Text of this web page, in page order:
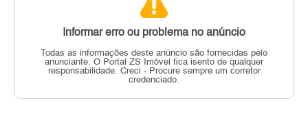
Informar erro ou problema no anúncio
Todas as informações deste anúncio são fornecidas pelo
anunciante. O Portal ZS Imóvel fica isento de qualquer
responsabilidade. Creci - Procure sempre um corretor
credenciado.